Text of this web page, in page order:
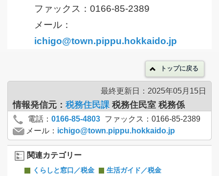
ファックス：0166-85-2389
メール：
ichigo@town.pippu.hokkaido.jp
トップに戻る
最終更新日：2025年05月15日
情報発信元： 税務住民課 税務住民室 税務係
電話： 0166-85-4803 ファックス：0166-85-2389
メール： ichigo@town.pippu.hokkaido.jp
関連カテゴリー
くらしと窓口／税金 生活ガイド／税金